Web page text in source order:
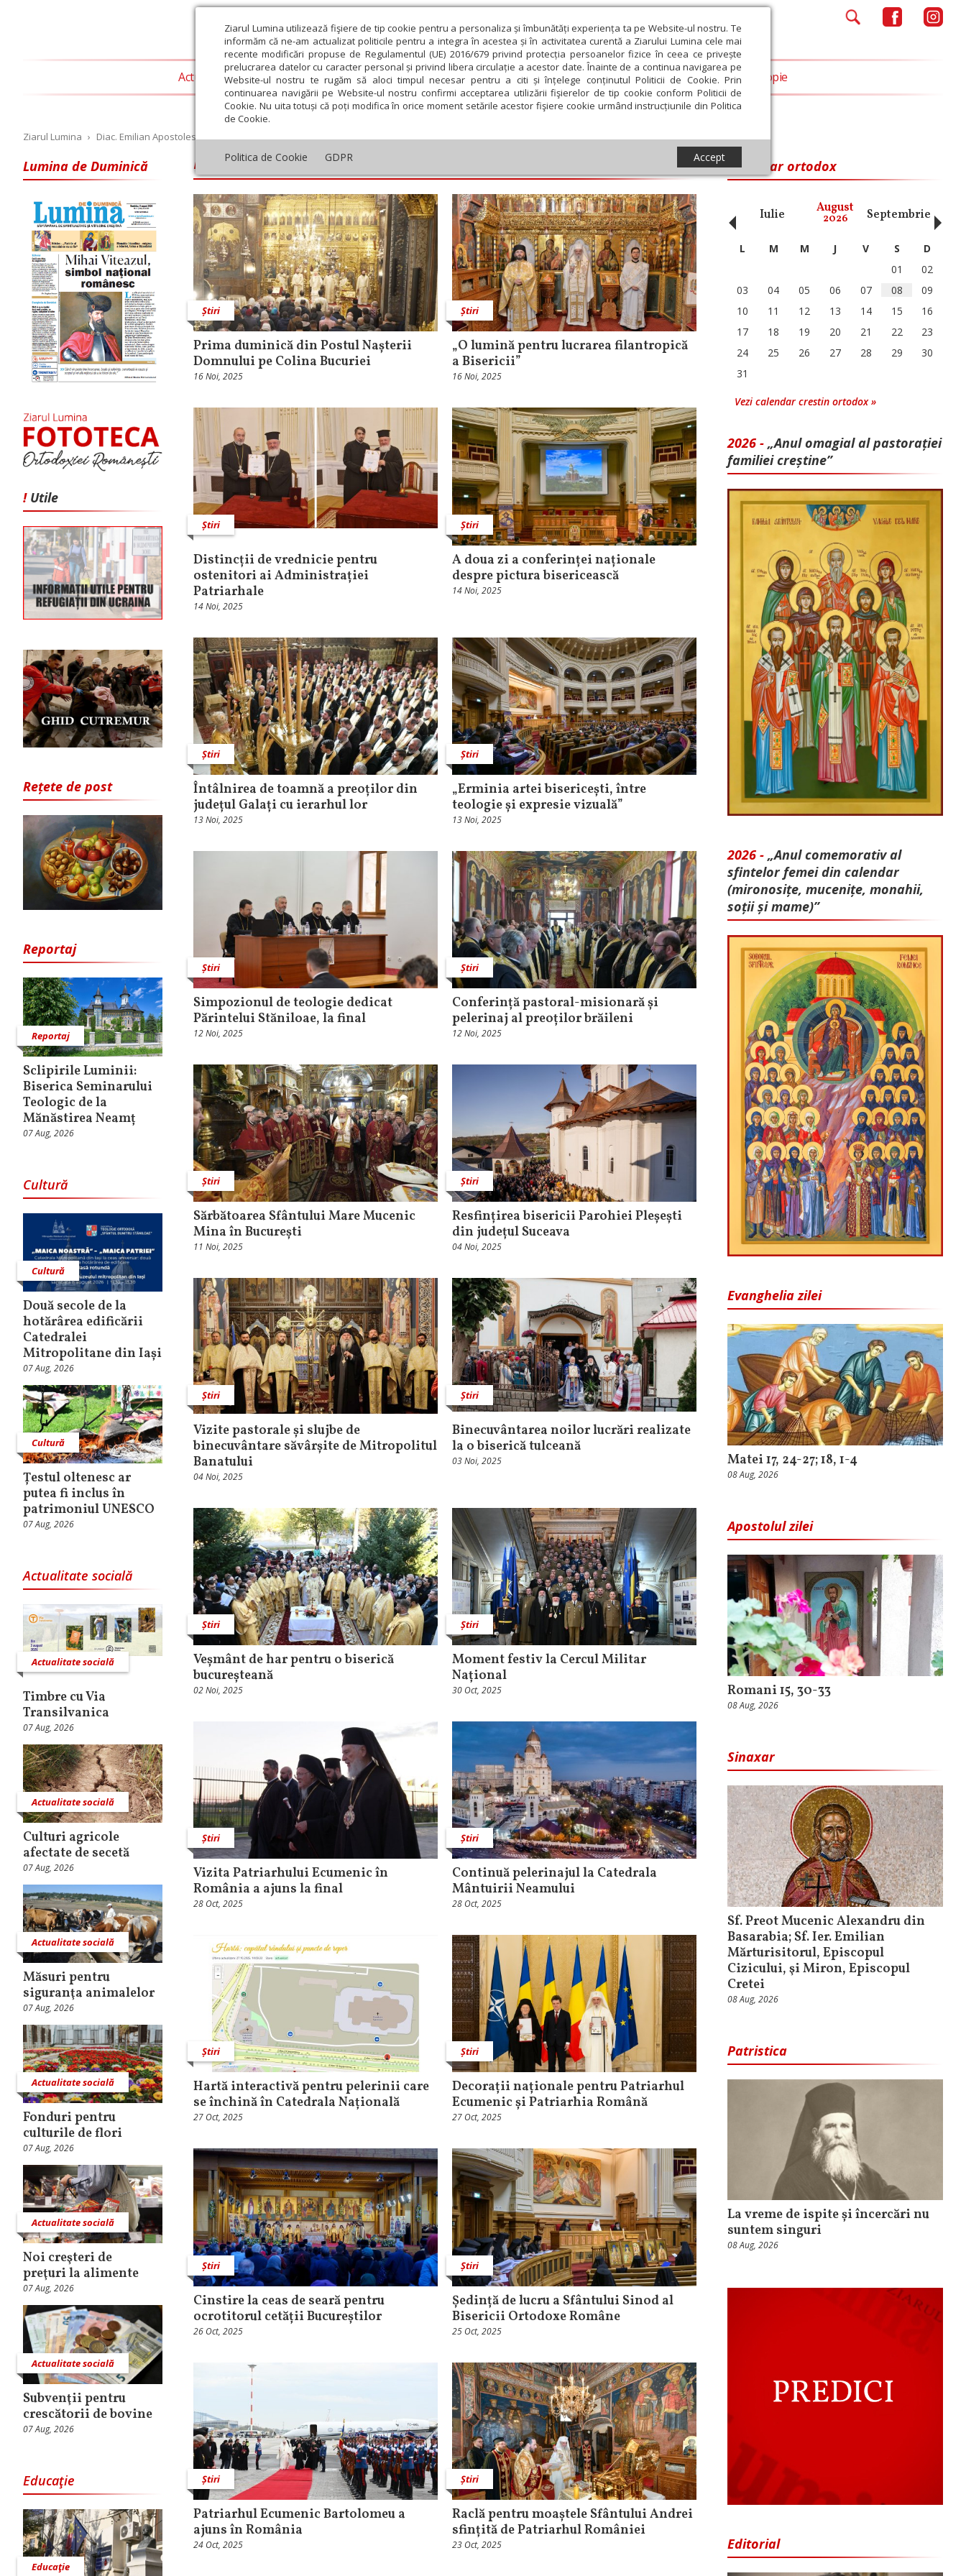
Ziarul Lumina utilizează fişiere de tip cookie pentru a personaliza și îmbunătăți experiența ta pe Website-ul nostru. Te
informăm că ne-am actualizat politicile pentru a integra în acestea și în activitatea curentă a Ziarului Lumina cele mai
recente modificări propuse de Regulamentul (UE) 2016/679 privind protecția persoanelor fizice în ceea ce privește
prelucrarea datelor cu caracter personal și privind libera circulație a acestor date. Înainte de a continua navigarea pe
Website-ul nostru te rugăm să aloci timpul necesar pentru a citi și înțelege conținutul Politicii de Cookie. Prin
continuarea navigării pe Website-ul nostru confirmi acceptarea utilizării fişierelor de tip cookie conform Politicii de
Cookie. Nu uita totuși că poți modifica în orice moment setările acestor fişiere cookie urmând instrucțiunile din Politica
de Cookie.
Politica de Cookie GDPR Accept
Actualitate religioasă Teologie și spiritualitate Educaţie și Cultură Societate Opinii Filantropie
Ziarul Lumina › Diac. Emilian Apostolescu
Lumina de Duminică
! Utile
Rețete de post
Reportaj
Reportaj
Sclipirile Luminii:
Biserica Seminarului
Teologic de la
Mănăstirea Neamț
07 Aug, 2026
Cultură
Cultură
Două secole de la
hotărârea edificării
Catedralei
Mitropolitane din Iași
07 Aug, 2026
Cultură
Țestul oltenesc ar
putea fi inclus în
patrimoniul UNESCO
07 Aug, 2026
Actualitate socială
Actualitate socială
Timbre cu Via
Transilvanica
07 Aug, 2026
Actualitate socială
Culturi agricole
afectate de secetă
07 Aug, 2026
Actualitate socială
Măsuri pentru
siguranţa animalelor
07 Aug, 2026
Actualitate socială
Fonduri pentru
culturile de flori
07 Aug, 2026
Actualitate socială
Noi creşteri de
preţuri la alimente
07 Aug, 2026
Actualitate socială
Subvenţii pentru
crescătorii de bovine
07 Aug, 2026
Educaţie
Educaţie
Diac. Emilian Apostolescu
Știri
Prima duminică din Postul Nașterii
Domnului pe Colina Bucuriei
16 Noi, 2025
Știri
„O lumină pentru lucrarea filantropică
a Bisericii”
16 Noi, 2025
Știri
Distincții de vrednicie pentru
ostenitori ai Administrației
Patriarhale
14 Noi, 2025
Știri
A doua zi a conferinței naționale
despre pictura bisericească
14 Noi, 2025
Știri
Întâlnirea de toamnă a preoților din
județul Galați cu ierarhul lor
13 Noi, 2025
Știri
„Erminia artei bisericești, între
teologie și expresie vizuală”
13 Noi, 2025
Știri
Simpozionul de teologie dedicat
Părintelui Stăniloae, la final
12 Noi, 2025
Știri
Conferință pastoral-misionară și
pelerinaj al preoților brăileni
12 Noi, 2025
Știri
Sărbătoarea Sfântului Mare Mucenic
Mina în București
11 Noi, 2025
Știri
Resfințirea bisericii Parohiei Pleșești
din județul Suceava
04 Noi, 2025
Știri
Vizite pastorale și slujbe de
binecuvântare săvârșite de Mitropolitul
Banatului
04 Noi, 2025
Știri
Binecuvântarea noilor lucrări realizate
la o biserică tulceană
03 Noi, 2025
Știri
Veșmânt de har pentru o biserică
bucureșteană
02 Noi, 2025
Știri
Moment festiv la Cercul Militar
Național
30 Oct, 2025
Știri
Vizita Patriarhului Ecumenic în
România a ajuns la final
28 Oct, 2025
Știri
Continuă pelerinajul la Catedrala
Mântuirii Neamului
28 Oct, 2025
Știri
Hartă interactivă pentru pelerinii care
se închină în Catedrala Națională
27 Oct, 2025
Știri
Decorații naționale pentru Patriarhul
Ecumenic și Patriarhia Română
27 Oct, 2025
Știri
Cinstire la ceas de seară pentru
ocrotitorul cetății Bucureștilor
26 Oct, 2025
Știri
Ședință de lucru a Sfântului Sinod al
Bisericii Ortodoxe Române
25 Oct, 2025
Știri
Patriarhul Ecumenic Bartolomeu a
ajuns în România
24 Oct, 2025
Știri
Raclă pentru moaștele Sfântului Andrei
sfințită de Patriarhul României
23 Oct, 2025
Calendar ortodox
August Septembrie Octombrie Noiembrie Decembrie Ianuarie Februarie Martie Aprilie Mai Iunie Iulie August
2026 Septembrie
‹ L M M J V S
D
01
02
03
04 05 06 07 08
09
10
11 12 13 14 15
16
17
18 19 20 21 22
23
24
25 26 27 28 29
30
31
Vezi calendar crestin ortodox »
2026 - „Anul omagial al pastorației
familiei creștine”
2026 - „Anul comemorativ al
sfintelor femei din calendar
(mironosițe, mu­cenițe, monahii,
soții și mame)”
Evanghelia zilei
Matei 17, 24-27; 18, 1-4
08 Aug, 2026
Apostolul zilei
Romani 15, 30-33
08 Aug, 2026
Sinaxar
Sf. Preot Mucenic Alexandru din
Basarabia; Sf. Ier. Emilian
Mărturisitorul, Episcopul
Cizicului, şi Miron, Episcopul
Cretei
08 Aug, 2026
Patristica
La vreme de ispite și încercări nu
suntem singuri
08 Aug, 2026
Editorial